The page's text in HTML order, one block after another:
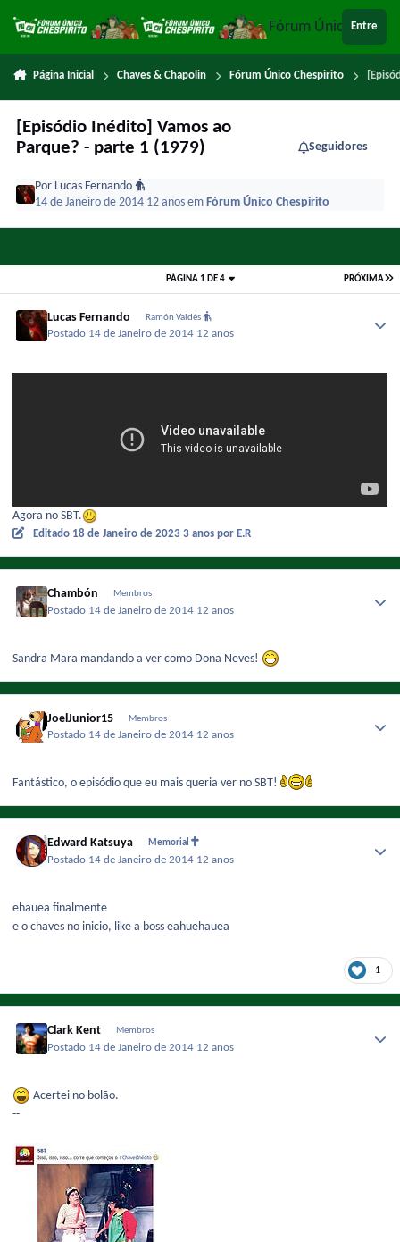
Fórum ÚnicoEntre
Página Inicial Chaves & Chapolin Fórum Único Chespirito
[Episódio Inédito] Vamos ao
Parque? - parte 1 (1979)
Seguidores
Por Lucas Fernando
14 de Janeiro de 2014 12 anosem Fórum Único Chespirito
PRÓXIMA
PÁGINA 1 DE 4
Lucas Fernando Ramón Valdés
Postado 14 de Janeiro de 2014 12 anos
Agora no SBT.
Editado 18 de Janeiro de 2023 3 anos por E.R
Chambón Membros
Postado 14 de Janeiro de 2014 12 anos
Sandra Mara mandando a ver como Dona Neves!
JoelJunior15 Membros
Postado 14 de Janeiro de 2014 12 anos
Fantástico, o episódio que eu mais queria ver no SBT!
Edward Katsuya Memorial
Postado 14 de Janeiro de 2014 12 anos
ehauea finalmente
e o chaves no inicio, like a boss eahuehauea
1
Clark Kent Membros
Postado 14 de Janeiro de 2014 12 anos
Acertei no bolão.
--